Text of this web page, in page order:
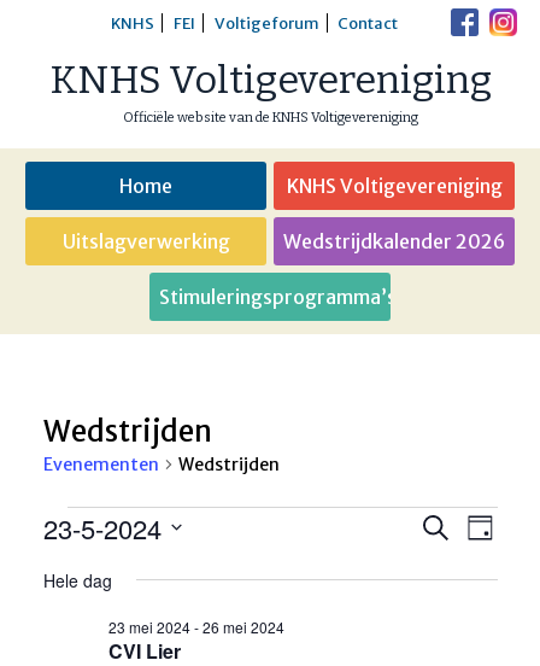
content
KNHS FEI Voltigeforum Contact
KNHS Voltigevereniging
Officiële website van de KNHS Voltigevereniging
Home KNHS Voltigevereniging
Uitslagverwerking Wedstrijdkalender 2026
Stimuleringsprogramma’s
Wedstrijden
Evenementen Wedstrijden
Evenementen
in
Zoeken
Zoeken
Dag
23-5-2024
een
Hele dag
CVI Lier
23 mei 2024-26 mei 2024